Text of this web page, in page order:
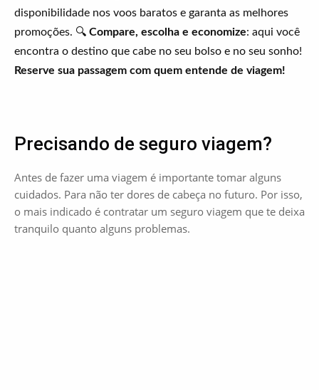
disponibilidade nos voos baratos e garanta as melhores
promoções. 🔍 Compare, escolha e economize: aqui você
encontra o destino que cabe no seu bolso e no seu sonho!
Reserve sua passagem com quem entende de viagem!
Precisando de seguro viagem?
Antes de fazer uma viagem é importante tomar alguns
cuidados. Para não ter dores de cabeça no futuro. Por isso,
o mais indicado é contratar um seguro viagem que te deixa
tranquilo quanto alguns problemas.